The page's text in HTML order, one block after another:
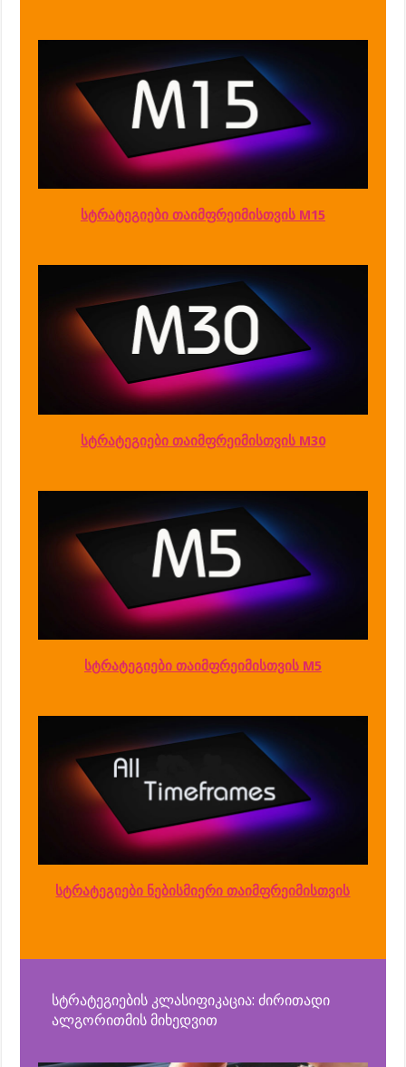
სტრატეგიები თაიმფრეიმისთვის M15
სტრატეგიები თაიმფრეიმისთვის M30
სტრატეგიები თაიმფრეიმისთვის M5
სტრატეგიები ნებისმიერი თაიმფრეიმისთვის
სტრატეგიების კლასიფიკაცია: ძირითადი
ალგორითმის მიხედვით